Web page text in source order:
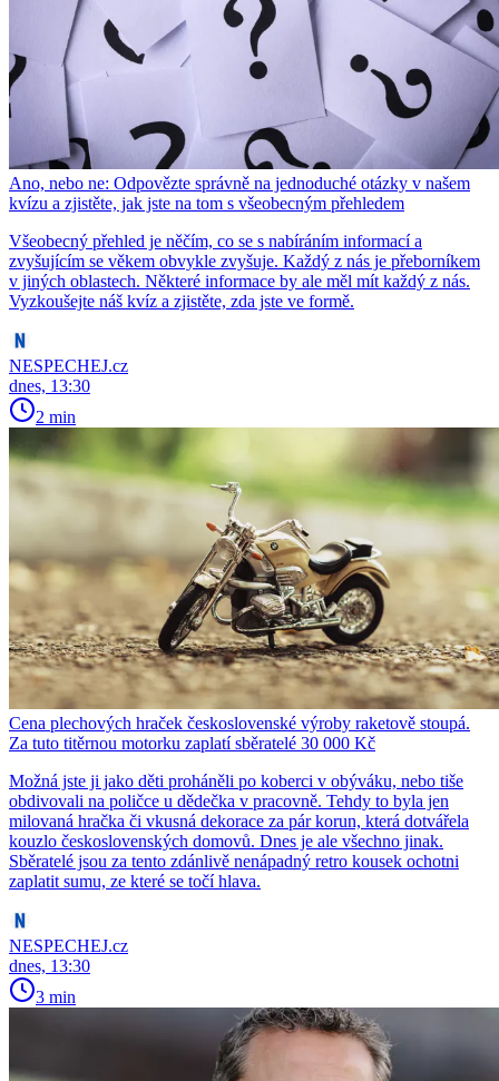
Ano, nebo ne: Odpovězte správně na jednoduché otázky v našem
kvízu a zjistěte, jak jste na tom s všeobecným přehledem
Všeobecný přehled je něčím, co se s nabíráním informací a
zvyšujícím se věkem obvykle zvyšuje. Každý z nás je přeborníkem
v jiných oblastech. Některé informace by ale měl mít každý z nás.
Vyzkoušejte náš kvíz a zjistěte, zda jste ve formě.
NESPECHEJ.cz
dnes, 13:30
2 min
Cena plechových hraček československé výroby raketově stoupá.
Za tuto titěrnou motorku zaplatí sběratelé 30 000 Kč
Možná jste ji jako děti proháněli po koberci v obýváku, nebo tiše
obdivovali na poličce u dědečka v pracovně. Tehdy to byla jen
milovaná hračka či vkusná dekorace za pár korun, která dotvářela
kouzlo československých domovů. Dnes je ale všechno jinak.
Sběratelé jsou za tento zdánlivě nenápadný retro kousek ochotni
zaplatit sumu, ze které se točí hlava.
NESPECHEJ.cz
dnes, 13:30
3 min